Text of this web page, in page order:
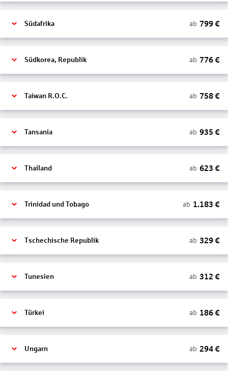
Südafrika ab 799€
Südkorea, Republik ab 776€
Taiwan R.O.C. ab 758€
Tansania ab 935 €
Thailand ab 623 €
Trinidad und Tobago ab 1.183 €
Tschechische Republik ab 329€
Tunesien ab 312 €
Türkei ab 186€
Ungarn ab 294€